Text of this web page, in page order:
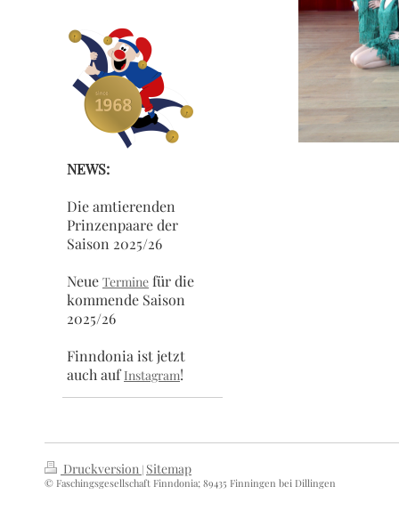
NEWS:
Die amtierenden
Prinzenpaare der
Saison 2025/26
Neue Termine für die
kommende Saison
2025/26
Finndonia ist jetzt
auch aufInstagram!
Druckversion | Sitemap
© Faschingsgesellschaft Finndonia; 89435 Finningen bei Dillingen